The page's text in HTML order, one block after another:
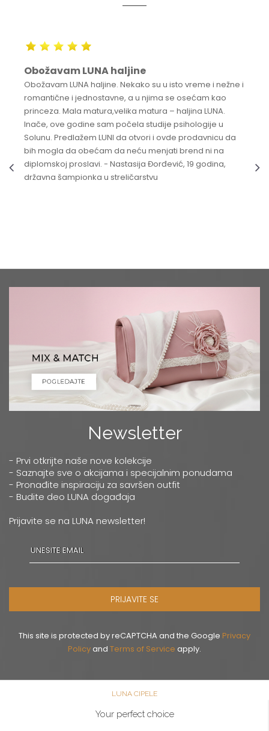
Obožavam LUNA haljine
Obožavam LUNA haljine. Nekako su u isto vreme i nežne i
romantične i jednostavne, a u njima se osećam kao
princeza. Mala matura,velika matura – haljina LUNA.
Inače, ove godine sam počela studije psihologije u
Solunu. Predlažem LUNI da otvori i ovde prodavnicu da
bih mogla da obećam da neću menjati brend ni na
diplomskoj proslavi. - Nastasija Đorđević, 19 godina,
državna šampionka u streličarstvu
Newsletter
- Prvi otkrijte naše nove kolekcije
- Saznajte sve o akcijama i specijalnim ponudama
- Pronađite inspiraciju za savršen outfit
- Budite deo LUNA događaja
Prijavite se na LUNA newsletter!
PRIJAVITE SE
This site is protected by reCAPTCHA and the Google Privacy
Policyand Terms of Service apply.
LUNA CIPELE
Your perfect choice